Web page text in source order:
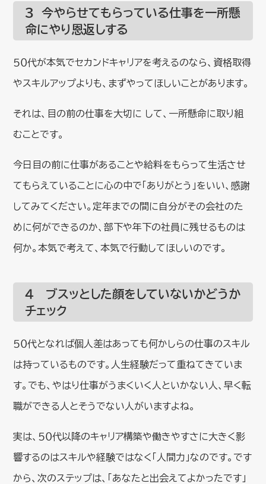
３ 今やらせてもらっている仕事を一所懸
命にやり恩返しする
５０代が本気でセカンドキャリアを考えるのなら、資格取得
やスキルアップよりも、まずやってほしいことがあります。
それは、目の前の仕事を大切に して、一所懸命に取り組
むことです。
今日目の前に仕事があることや給料をもらって生活させ
てもらえていることに心の中で「ありがとう」をいい、感謝
してみてください。定年までの間に自分がその会社のた
めに何ができるのか、部下や年下の社員に残せるものは
何か。本気で考えて、本気で行動してほしいのです。
４ ブスッとした顔をしていないかどうか
チェック
５０代となれば個人差はあっても何かしらの仕事のスキル
は持っているものです。人生経験だって重ねてきていま
す。でも、やはり仕事がうまくいく人といかない人、早く転
職ができる人とそうでない人がいますよね。
実は、５０代以降のキャリア構築や働きやすさに大きく影
響するのはスキルや経験ではなく「人間力」なのです。です
から、次のステップは、「あなたと出会えてよかったです」